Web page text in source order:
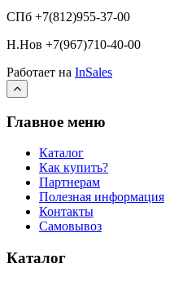
СПб +7(812)955-37-00
Н.Нов +7(967)710-40-00
Работает на InSales
Главное меню
Каталог
Как купить?
Партнерам
Полезная информация
Контакты
Самовывоз
Каталог